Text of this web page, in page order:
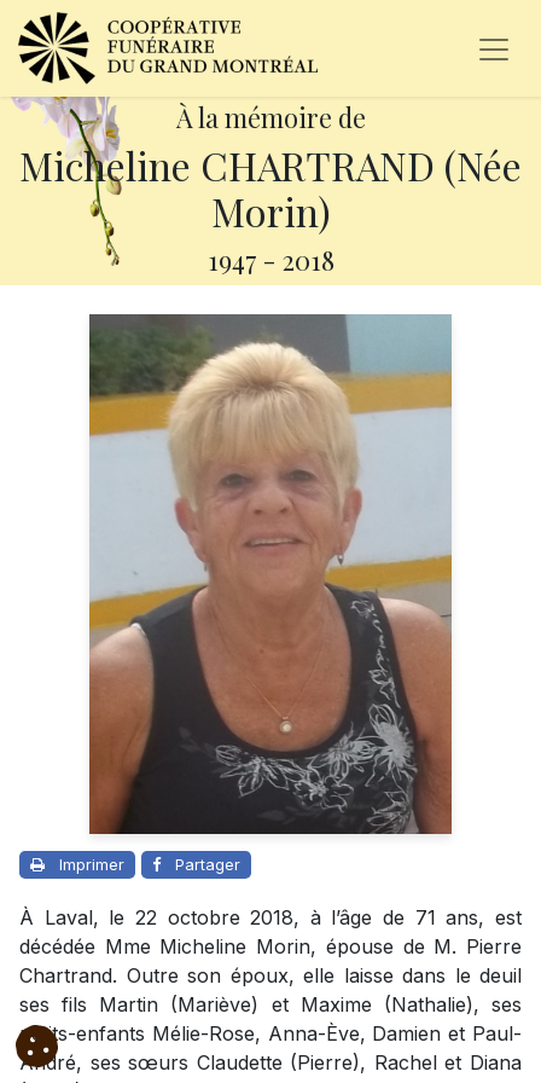
À la mémoire de
Micheline CHARTRAND (Née
Morin)
1947 - 2018
Imprimer Partager
À Laval, le 22 octobre 2018, à l’âge de 71 ans, est
décédée Mme Micheline Morin, épouse de M. Pierre
Chartrand. Outre son époux, elle laisse dans le deuil
ses fils Martin (Mariève) et Maxime (Nathalie), ses
petits-enfants Mélie-Rose, Anna-Ève, Damien et Paul-
André, ses sœurs Claudette (Pierre), Rachel et Diana